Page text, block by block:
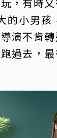
的小男孩
演不肯
過去，